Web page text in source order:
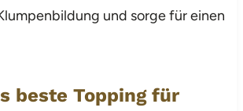
und sorge für einen
beste Topping für